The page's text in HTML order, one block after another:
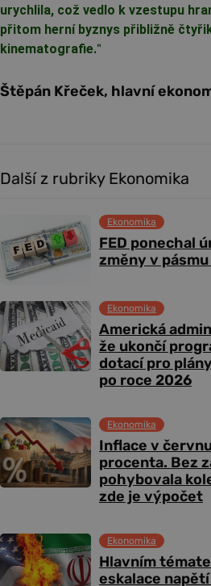
urychlila, což vedlo k vzestupu
přitom herní byznys přibližně
kinematografie."
Štěpán Křeček, hlavní
Další z rubriky Ekonomika
FED ponechal
změny v
Ekonomika
Americká
že ukončí
dotací pro
po roce 2026
Ekonomika
Inflace v
procenta. Bez
pohybovala
zde je výpočet
Ekonomika
Hlavním
eskalace
Ekonomika